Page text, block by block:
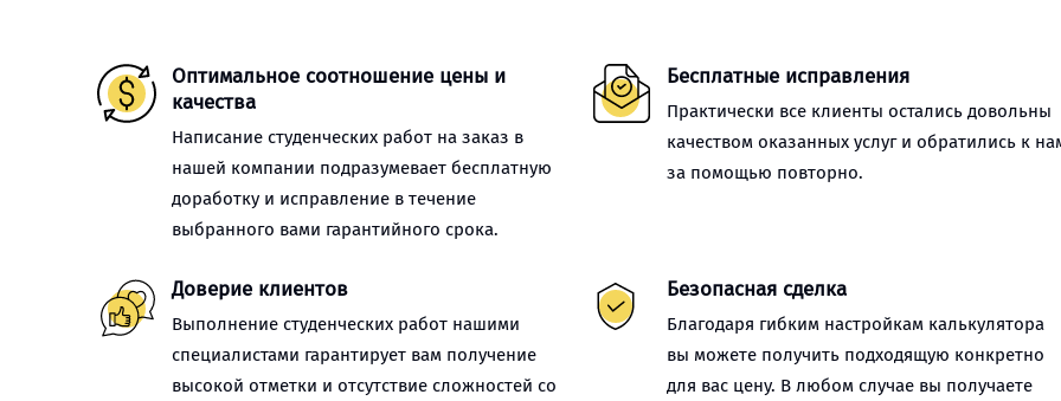
Оптимальное соотношение цены и
качества
Написание студенческих работ на заказ в
нашей компании подразумевает бесплатную
доработку и исправление в течение
выбранного вами гарантийного срока.
Бесплатные исправления
Практически все клиенты остались довольны
качеством оказанных услуг и обратились к
за помощью повторно.
Доверие клиентов
Выполнение студенческих работ нашими
специалистами гарантирует вам получение
высокой отметки и отсутствие сложностей со
Безопасная сделка
Благодаря гибким настройкам калькулятора
вы можете получить подходящую конкретно
для вас цену. В любом случае вы получаете